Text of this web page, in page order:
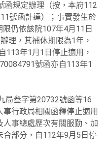
函規定辦理（按，本府112
號函計達）；事實發生於
仍依該院107年4月11日
理，其補休期限為1年，
113年1月1日停止適用，
號函亦自113年1
局叁字第20732號函等16
行政局相關函釋停止適用
事總處歷次有關服勤、加
部分，自112年9月5日停